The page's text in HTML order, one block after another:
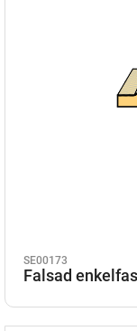
SE00173
Falsad